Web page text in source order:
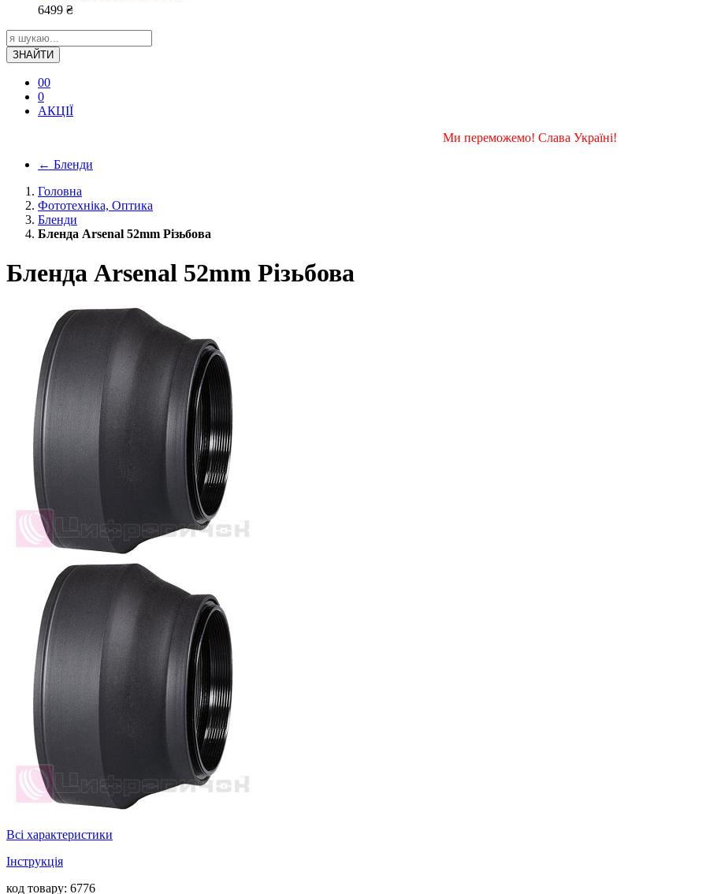
6499 ₴
ЗНАЙТИ
00
0
АКЦІЇ
Ми переможемо! Слава Україні!
← Бленди
Головна
Фототехніка, Оптика
Бленди
Бленда Arsenal 52mm Різьбова
Бленда Arsenal 52mm Різьбова
Всі характеристики
Інструкція
код товару: 6776